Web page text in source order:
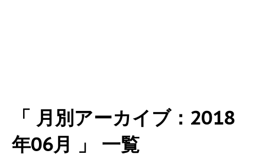
「 月別アーカイブ：2018
年06月 」 一覧